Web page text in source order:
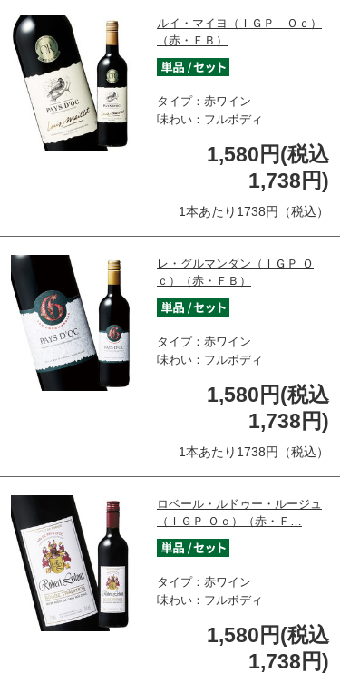
ルイ・マイヨ（ＩＧＰ Ｏｃ）
（赤・ＦＢ）
タイプ：赤ワイン
味わい：フルボディ
1,580円(税込
1,738円)
1本あたり1738円（税込）
レ・グルマンダン（ＩＧＰ Ｏ
ｃ）（赤・ＦＢ）
タイプ：赤ワイン
味わい：フルボディ
1,580円(税込
1,738円)
1本あたり1738円（税込）
ロベール・ルドゥー・ルージュ
（ＩＧＰ Ｏｃ）（赤・Ｆ…
タイプ：赤ワイン
味わい：フルボディ
1,580円(税込
1,738円)